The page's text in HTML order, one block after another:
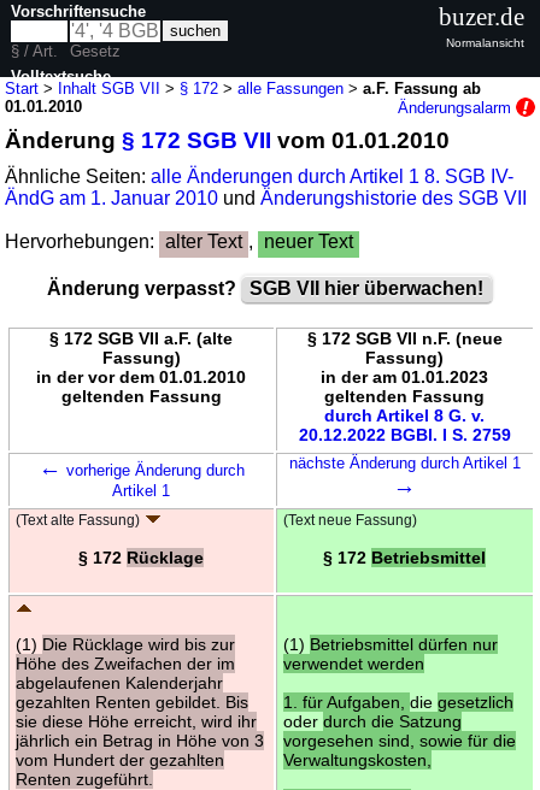
Start > Inhalt SGB VII > § 172 >alle Fassungen >a.F. Fassung ab
01.01.2010
Änderungsalarm
Änderung§ 172 SGB VII vom 01.01.2010
Ähnliche Seiten:alle Änderungen durch Artikel 1 8. SGB IV-
ÄndG am 1. Januar 2010 undÄnderungshistorie des SGB VII
Hervorhebungen: alter Text , neuer Text
Änderung verpasst? SGB VII hier überwachen!
§ 172 SGB VII a.F. (alte
Fassung)
in der vor dem 01.01.2010
geltenden Fassung
§ 172 SGB VII n.F. (neue
Fassung)
in der am 01.01.2023
geltenden Fassung
durch Artikel 8 G. v.
20.12.2022 BGBl. I S. 2759
← vorherige Änderung durch
Artikel 1
nächste Änderung durch Artikel 1
→
(Text alte Fassung)
§ 172 Rücklage
(Text neue Fassung)
§ 172 Betriebsmittel
(1) Die Rücklage wird bis zur
Höhe des Zweifachen der im
abgelaufenen Kalenderjahr
gezahlten Renten gebildet. Bis
sie diese Höhe erreicht, wird ihr
jährlich ein Betrag in Höhe von 3
vom Hundert der gezahlten
Renten zugeführt.
(1) Betriebsmittel dürfen nur
verwendet werden
1. für Aufgaben, die gesetzlich
oder durch die Satzung
vorgesehen sind, sowie für die
Verwaltungskosten,
Vorschriftensuche
§ / Art.
Gesetz
Volltextsuche
buzer.de
Normalansicht